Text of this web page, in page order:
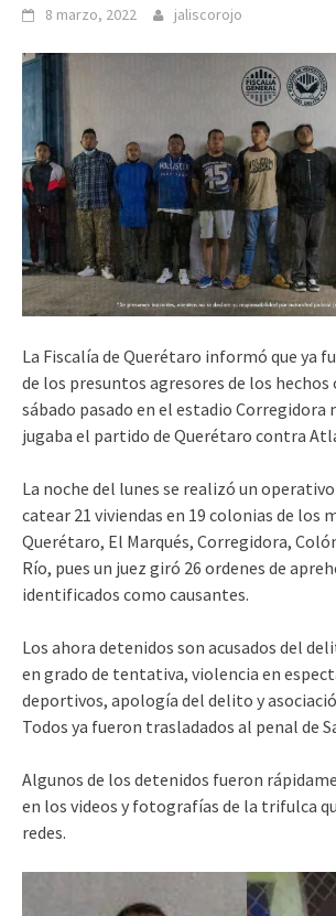
8 marzo, 2022 jaliscorojo
La Fiscalía de Querétaro informó que ya
de los presuntos agresores de los hechos
sábado pasado en el estadio Corregidora
jugaba el partido de Querétaro contra
La noche del lunes se realizó un
catear 21 viviendas en 19 colonias de los
Querétaro, El Marqués, Corregidora,
Río, pues un juez giró 26 ordenes de
identificados como causantes.
Los ahora detenidos son acusados del
en grado de tentativa, violencia en
deportivos, apología del delito y
Todos ya fueron trasladados al penal de
Algunos de los detenidos fueron
en los videos y fotografías de la trifulca
redes.